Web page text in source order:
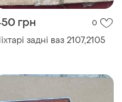
грн 0
задні ваз 2107,2105